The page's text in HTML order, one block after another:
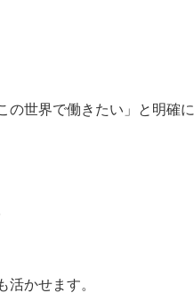
の世界で働きたい」と明確に
活かせます。